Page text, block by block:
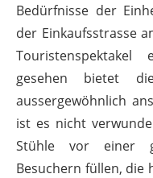
Bedürfnisse der
der Einkaufsstrasse
Touristenspektakel
gesehen bietet
aussergewöhnlich
ist es nicht
Stühle vor einer
Besuchern füllen, die